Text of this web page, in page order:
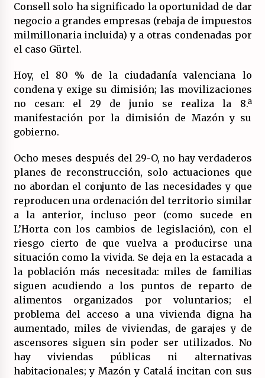
Polarizada y movilizada, la ciudadanía no se
queda en casa.
19/07/2026
Estatal por la República.
17/07/2026
La OTAN acelera la militarización industrial
16/07/2026
Actos en Valencia y Alicante contra la
represión del activismo por Palestina.
16/07/2026
Asamblea abierta de los CLER en Alaquàs
plantea una alternativa a las obras aprobadas
para La Saleta y la línea C3.
16/07/2026
Declaración de Estambul por un Frente Común
contra la OTAN, el Imperialismo y la Guerra.
14/07/2026
El fuego no tiene la culpa en Los Gallardos
(Almería)
14/07/2026
Consell solo ha significado la oportunidad de dar
negocio a grandes empresas (rebaja de impuestos
milmillonaria incluida) y a otras condenadas por
el caso Gürtel.
Hoy, el 80 % de la ciudadanía valenciana lo
condena y exige su dimisión; las movilizaciones
no cesan: el 29 de junio se realiza la 8.ª
manifestación por la dimisión de Mazón y su
gobierno.
Ocho meses después del 29-O, no hay verdaderos
planes de reconstrucción, solo actuaciones que
no abordan el conjunto de las necesidades y que
reproducen una ordenación del territorio similar
a la anterior, incluso peor (como sucede en
L’Horta con los cambios de legislación), con el
riesgo cierto de que vuelva a producirse una
situación como la vivida. Se deja en la estacada a
la población más necesitada: miles de familias
siguen acudiendo a los puntos de reparto de
alimentos organizados por voluntarios; el
problema del acceso a una vivienda digna ha
aumentado, miles de viviendas, de garajes y de
ascensores siguen sin poder ser utilizados. No
hay viviendas públicas ni alternativas
habitacionales; y Mazón y Catalá incitan con sus